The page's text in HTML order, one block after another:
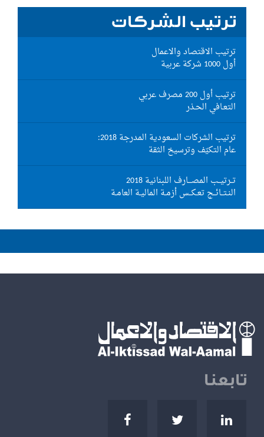
ترتيب الشركات
ترتيب الاقتصاد والاعمال
أول 1000 شركة عربية
ترتيب أول 200 مصرف عربي
التعـافي الحـذر
ترتيب الشركات السعودية المدرجة 2018:
عام التكيّف وترسيخ الثقة
تــرتيــب المصـــارف اللبنانية 2018
النـتــائــج تعـكــس أزمـة الماليـة العامـة
تابعنا